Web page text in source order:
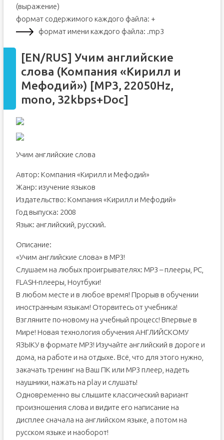
(выражение)
формат содержимого каждого файла: +
формат имени каждого файла: .mp3
[EN/RUS] Учим английские
слова (Компания «Кирилл и
Мефодий») [MP3, 22050Hz,
mono, 32kbps+Doc]
Учим английские слова
Автор: Компания «Кирилл и Мефодий»
Жанр: изучение языков
Издательство: Компания «Кирилл и Мефодий»
Год выпуска: 2008
Язык: английский, русский.
Описание:
«Учим английские слова» в МР3!
Слушаем на любых проигрывателях: МР3 – плееры, РС,
FLASH-плееры, Ноутбуки!
В любом месте и в любое время! Прорыв в обучении
иностранным языкам! Оторвитесь от учебника!
Взгляните по-новому на учебный процесс! Впервые в
Мире! Новая технология обучения АНГЛИЙСКОМУ
ЯЗЫКУ в формате МР3! Изучайте английский в дороге и
дома, на работе и на отдыхе. Всё, что для этого нужно,
закачать тренинг на Ваш ПК или МР3 плеер, надеть
наушники, нажать на play и слушать!
Одновременно вы слышите классический вариант
произношения слова и видите его написание на
дисплее сначала на английском языке, а потом на
русском языке и наоборот!